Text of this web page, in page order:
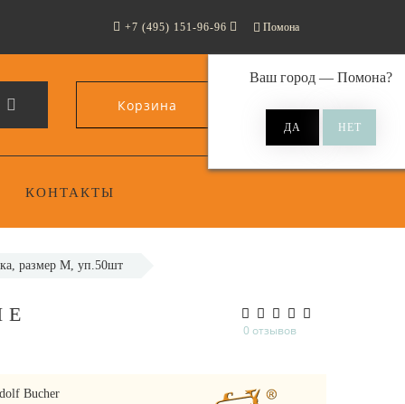
Помона
Ваш город — Помона?
+7 (495) 151-96-96
Корзина 0
КОНТАКТЫ
размер M, уп.50шт
0 отзывов
Bucher